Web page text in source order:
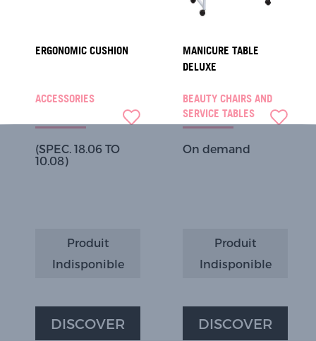
ERGONOMIC CUSHION
ACCESSORIES
(SPEC. 18.06 TO
10.08)
Produit
Indisponible
DISCOVER
MANICURE TABLE
DELUXE
BEAUTY CHAIRS AND
SERVICE TABLES
On demand
Produit
Indisponible
DISCOVER